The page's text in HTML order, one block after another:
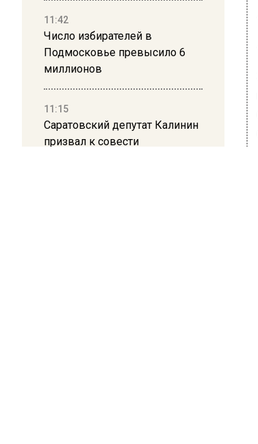
11:42
Число избирателей в
Подмосковье превысило 6
миллионов
11:15
Саратовский депутат Калинин
призвал к совести